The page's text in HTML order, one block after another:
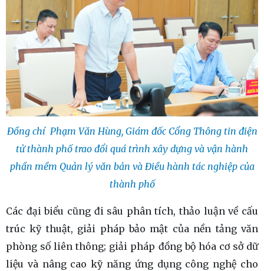
Đồng chí Phạm Văn Hùng, Giám đốc Cổng Thông tin điện
tử thành phố trao đổi quá trình xây dựng và vận hành
phần mềm Quản lý văn bản và Điều hành tác nghiệp của
thành phố
Các đại biểu cũng đi sâu phân tích, thảo luận về cấu
trúc kỹ thuật, giải pháp bảo mật của nền tảng văn
phòng số liên thông; giải pháp đồng bộ hóa cơ sở dữ
liệu và nâng cao kỹ năng ứng dụng công nghệ cho